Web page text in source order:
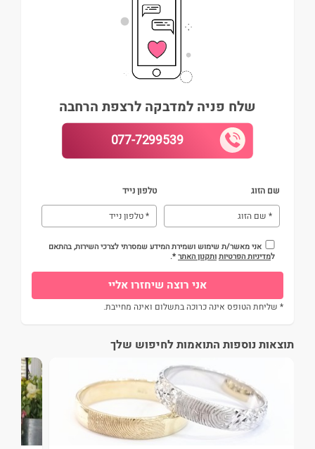
שלח פניה למדבקה לרצפת הרחבה
077-7299539
שם הזוג טלפון נייד
אני מאשר/ת שימוש ושמירת המידע שמסרתי לצרכי השירות, בהתאם
למדיניות הפרטיותותקנון האתר*.
* שליחת הטופס אינה כרוכה בתשלום ואינה מחייבת.
תוצאות נוספות התואמות לחיפוש שלך